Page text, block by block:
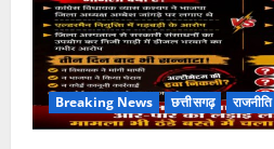
Breaking News छत्तीसगढ़ राजनीति